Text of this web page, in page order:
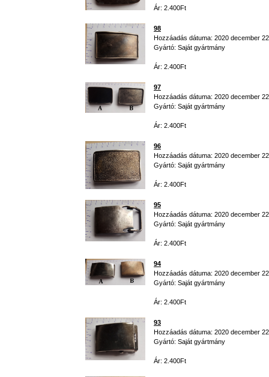
Ár: 2.400Ft
98
Hozzáadás dátuma: 2020 december
Gyártó: Saját gyártmány
Ár: 2.400Ft
97
Hozzáadás dátuma: 2020 december
Gyártó: Saját gyártmány
Ár: 2.400Ft
96
Hozzáadás dátuma: 2020 december
Gyártó: Saját gyártmány
Ár: 2.400Ft
95
Hozzáadás dátuma: 2020 december
Gyártó: Saját gyártmány
Ár: 2.400Ft
94
Hozzáadás dátuma: 2020 december
Gyártó: Saját gyártmány
Ár: 2.400Ft
93
Hozzáadás dátuma: 2020 december
Gyártó: Saját gyártmány
Ár: 2.400Ft